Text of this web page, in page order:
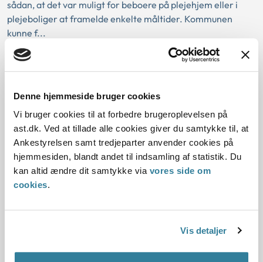
Denne hjemmeside bruger cookies
Vi bruger cookies til at forbedre brugeroplevelsen på
ast.dk. Ved at tillade alle cookies giver du samtykke til, at
Ankestyrelsen samt tredjeparter anvender cookies på
hjemmesiden, blandt andet til indsamling af statistik. Du
kan altid ændre dit samtykke via vores side om
cookies.
Vis detaljer
sådan, at det var muligt for beboere på plejehjem eller i
plejeboliger at framelde enkelte måltider. Kommunen
kunne f...
Greve Kommunes kvalitetsstandard
30-11-2023
Sektorlovgivningen Hjemmehjælp
Kvalitetsstandard
Personlig hjælp
Praktisk hjælp Serviceloven
Serviceniveau
Social og beskæftigelse
Ankestyrelsen
Ankestyrelsen var blevet opmærksom på Greve Kommunes
forbindelse med en gennemgang af en række kommuners
kvalitetsstandard vedrørende ydelsen ”fast vagt” var i strid